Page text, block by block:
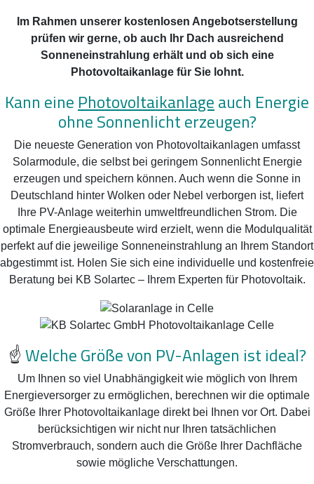
Im Rahmen unserer kostenlosen Angebotserstellung
prüfen wir gerne, ob auch Ihr Dach ausreichend
Sonneneinstrahlung erhält und ob sich eine
Photovoltaikanlage für Sie lohnt.
Kann eine Photovoltaikanlageauch Energie
ohne Sonnenlicht erzeugen?
Die neueste Generation von Photovoltaikanlagen umfasst
Solarmodule, die selbst bei geringem Sonnenlicht Energie
erzeugen und speichern können. Auch wenn die Sonne in
Deutschland hinter Wolken oder Nebel verborgen ist, liefert
Ihre PV-Anlage weiterhin umweltfreundlichen Strom. Die
optimale Energieausbeute wird erzielt, wenn die Modulqualität
perfekt auf die jeweilige Sonneneinstrahlung an Ihrem Standort
abgestimmt ist. Holen Sie sich eine individuelle und kostenfreie
Beratung bei KB Solartec – Ihrem Experten für Photovoltaik.
☝️Welche Größe von PV-Anlagen ist ideal?
Um Ihnen so viel Unabhängigkeit wie möglich von Ihrem
Energieversorger zu ermöglichen, berechnen wir die optimale
Größe Ihrer Photovoltaikanlage direkt bei Ihnen vor Ort. Dabei
berücksichtigen wir nicht nur Ihren tatsächlichen
Stromverbrauch, sondern auch die Größe Ihrer Dachfläche
sowie mögliche Verschattungen.